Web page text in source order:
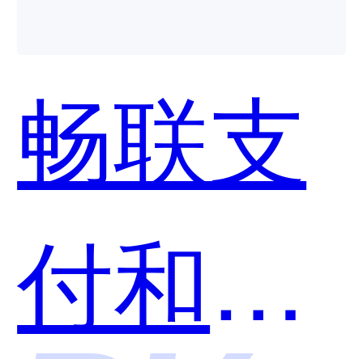
付云哪
个好
畅联支
付和扫